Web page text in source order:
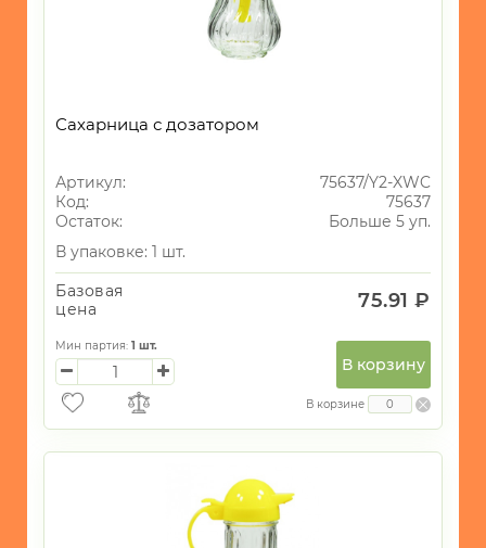
УНИКАЛЬНЫЕ
ГАЛАНТЕРЕЯ
ТЕКСТИЛЬ
ОСВЕЩЕНИЕ
ТОВАРЫ
ТУРИЗМА
ПИКНИКА
МОРСКАЯ
ТЕМАТИКА
Сахарница с дозатором
Артикул:
75637/Y2-XWC
Код:
75637
Остаток:
Больше 5 уп.
В упаковке: 1 шт.
Базовая
цена
75.91 ₽
Мин партия: 1 шт.
В корзину
В корзине